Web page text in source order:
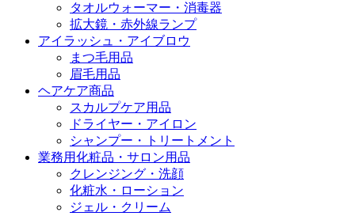
タオルウォーマー・消毒器
拡大鏡・赤外線ランプ
アイラッシュ・アイブロウ
まつ毛用品
眉毛用品
ヘアケア商品
スカルプケア用品
ドライヤー・アイロン
シャンプー・トリートメント
業務用化粧品・サロン用品
クレンジング・洗顔
化粧水・ローション
ジェル・クリーム